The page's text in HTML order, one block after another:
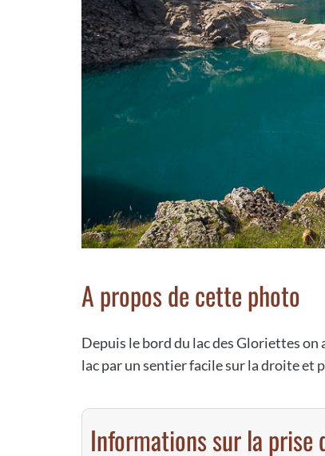
A propos de cette photo
Depuis le bord du lac des Gloriettes
lac par un sentier facile sur la droite et
Informations sur la prise